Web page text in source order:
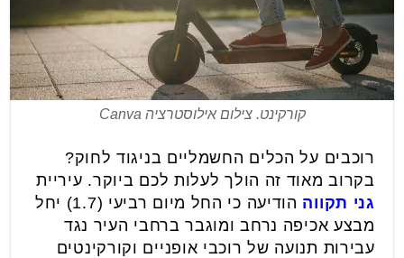
קורקינט. צילום אילוסטרציה Canva
רוכבים על הכלים החשמליים בניגוד לחוק?
בקרוב מאוד זה הולך לעלות לכם ביוקר. עיריית
גני תקווה
הודיעה כי החל מיום רביעי (1.7) יחל
מבצע אכיפה נרחב ומוגבר ברחבי העיר נגד
עבירות תנועה של רוכבי אופניים וקורקינטים